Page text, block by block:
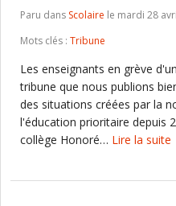
Paru dans Scolaire le mardi 28
Mots clés : Tribune
Les enseignants en grève
tribune que nous publions
des situations créées par la
l'éducation prioritaire depuis
collège Honoré… Lire la suite